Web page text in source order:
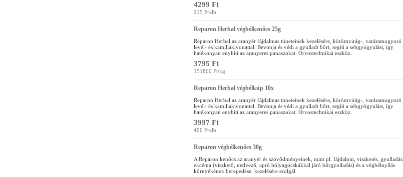
4299 Ft
215 Ft/db
Reparon Herbal végbélkenőcs 25g
Reparon Herbal az aranyér fájdalmas tüneteinek kezelésére, körömvirág-, varázsmogyoró
levél- és kamillakivonattal. Bevonja és védi a gyulladt bőrt, segíti a sebgyógyulást, így
hatékonyan enyhíti az aranyeres panaszokat. Orvostechnikai eszköz.
3795 Ft
151800 Ft/kg
Reparon Herbal végbélkúp 10x
Reparon Herbal az aranyér fájdalmas tüneteinek kezelésére, körömvirág-, varázsmogyoró
levél- és kamillakivonattal. Bevonja és védi a gyulladt bőrt, segíti a sebgyógyulást, így
hatékonyan enyhíti az aranyeres panaszokat. Orvostechnikai eszköz.
3997 Ft
400 Ft/db
Reparon végbélkenőcs 30g
A Reparon kenőcs az aranyér és szövődményeinek, mint pl. fájdalom, viszketés, gyulladás,
ekcéma (viszkető, nedvező, apró hólyagocskákkal járó bőrgyulladás) és a végbélnyílás
környékének berepedése, kezelésére szolgál.